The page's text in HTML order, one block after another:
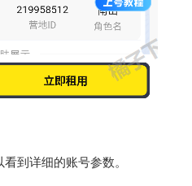
到详细的账号参数。